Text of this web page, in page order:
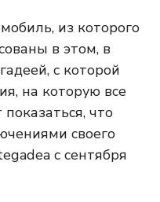
из которого
в этом, в
с которой
на которую все
что
своего
с сентября